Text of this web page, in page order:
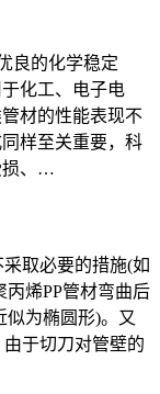
良的化学稳定
化工、电子电
材的性能表现不
样至关重要，科
损、…
取必要的措施(如
烯PP管材弯曲后
似为椭圆形)。又
于切刀对管壁的